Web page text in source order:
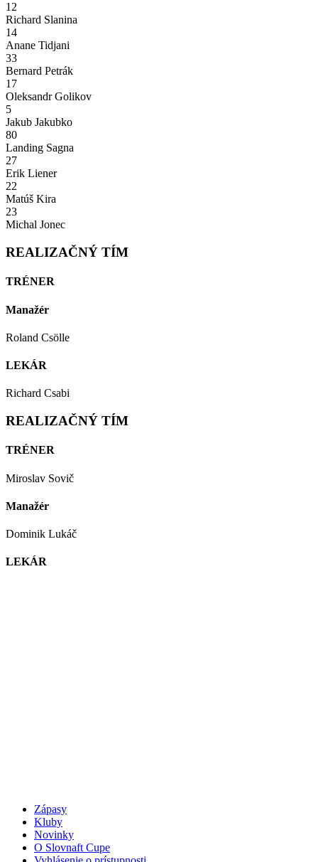
12
Richard Slanina
14
Anane Tidjani
33
Bernard Petrák
17
Oleksandr Golikov
5
Jakub Jakubko
80
Landing Sagna
27
Erik Liener
22
Matúš Kira
23
Michal Jonec
REALIZAČNÝ TÍM
TRÉNER
Manažér
Roland Csӧlle
LEKÁR
Richard Csabi
REALIZAČNÝ TÍM
TRÉNER
Miroslav Sovič
Manažér
Dominik Lukáč
LEKÁR
Zápasy
Kluby
Novinky
O Slovnaft Cupe